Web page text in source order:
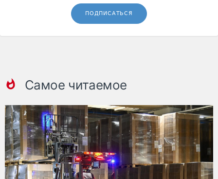
Топливо, масла и
автохимия
ПОДПИСАТЬСЯ
Самое читаемое